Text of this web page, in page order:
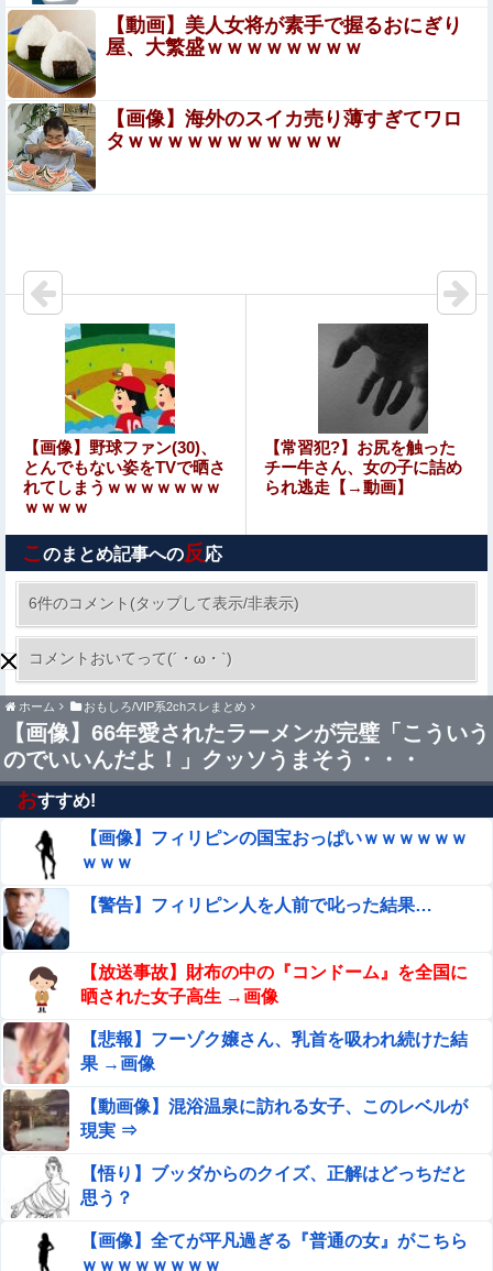
会人の初ボーナスくらいしかないと笑われる
【画像】 こういうパンツってエ□いよなｗｗｗ
【画像】北朝鮮のビアガール、エッッッッッッッッッ
ッッッッッッッッ！
【閲覧注意】アホすぎるインド人、ライフルの銃口を覗い
供してしまう
【速報】ひろゆき、離婚へｗｗｗ
【ウマ娘】ケンタッキーのダンツの風貌がなんか怪しいお
店みたいだな…
国家予算が枯渇したロシアが山賊の真似事を開始、金銀貴
金属じゃなくて自動車とかってところがリアリティありす
ぎる……
【衝撃映像】日本のタクシー運転手同士の路上喧嘩、ヤク
【盗撮】日本の花嫁のウェディングドレス着替え動画、と
んでもない神乳だと海外で話題に
【ウマ娘】KFCコラボ ウマウマ！食レポバト
ル！公開
彼は私が何かしても、一度も「ありがとう」と言わない
【盗撮】 日本の花嫁のウェディングドレス着替え動画、と
んでもない神乳だと海外で話題に
【愕然】ヤリチンとサシ飲みするアラサー女ｗｗｗｗｗｗ
ｗｗｗwwww
【速報】日向坂46、18thシングル『イチャイチャ虫』の発
売が決定！！
義実家に５泊中、トメが３歳息子に謎の衛生観念を押
し付けてきて…ドッキドキしながら「〇〇なんだ
よ！」と子供に教育して黙らせた←いくらなんでも汚
すぎるだろ
【動画】美人女優さん、映画でマンコのビラビラまでめく
らせてしまうｗｗｗｗｗｗ
高市総理「物価上昇を上回る賃上げを日本に定着させる」
⇒ 国家公務員月給3.51％増へ
【朗報】 フロム新作Duskbloods、ネットワークテストキ
タ━━━━(゜∀゜)━━━━!!
京大病院、脳腫瘍摘出手術で誤って腫瘍の無い部位を摘
出 脳幹など損傷受け植物状態に
【動画】美人女将が素手で握るおにぎり
屋、大繁盛ｗｗｗｗｗｗｗｗ
【画像】海外のスイカ売り薄すぎてワロ
タｗｗｗｗｗｗｗｗｗｗｗ
【画像】野球ファン(30)、
とんでもない姿をTVで晒さ
れてしまうｗｗｗｗｗｗｗ
ｗｗｗｗ
【常習犯?】お尻を触った
チー牛さん、女の子に詰め
られ逃走【→動画】
このまとめ記事への反応
6件のコメント(タップして表示/非表示)
コメントおいてって(´・ω・`)
ホーム おもしろ/VIP系2chスレまとめ
【画像】66年愛されたラーメンが完璧「こういう
のでいいんだよ！」クッソうまそう・・・
おすすめ!
【画像】フィリピンの国宝おっぱいｗｗｗｗｗｗ
ｗｗｗ
【警告】フィリピン人を人前で叱った結果…
【放送事故】財布の中の『コンドーム』を全国に
晒された女子高生 →画像
【悲報】フーゾク嬢さん、乳首を吸われ続けた結
果 →画像
【動画像】混浴温泉に訪れる女子、このレベルが
現実 ⇒
【悟り】ブッダからのクイズ、正解はどっちだと
思う？
【画像】全てが平凡過ぎる『普通の女』がこちら
ｗｗｗｗｗｗｗｗ
Sponsored Link